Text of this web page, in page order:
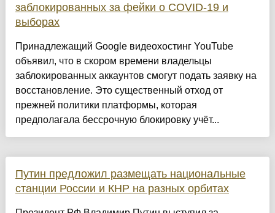
заблокированных за фейки о COVID-19 и
выборах
Принадлежащий Google видеохостинг YouTube
объявил, что в скором времени владельцы
заблокированных аккаунтов смогут подать заявку на
восстановление. Это существенный отход от
прежней политики платформы, которая
предполагала бессрочную блокировку учёт...
Путин предложил размещать национальные
станции России и КНР на разных орбитах